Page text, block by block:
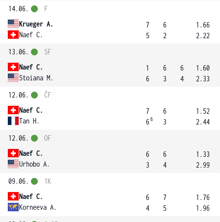
14.06.
Krueger A.
Naef C.
F
7
5
6
2
1.66
2.22
13.06.
Naef C.
Stoiana M.
SF
1
6
6
3
6
4
1.60
2.33
12.06.
Naef C.
Tan H.
ČF
7
66
6
3
1.52
2.44
12.06.
Naef C.
Urhobo A.
OF
6
3
6
4
1.33
2.99
09.06.
Naef C.
Korneeva A.
1K
6
4
7
5
1.76
1.96